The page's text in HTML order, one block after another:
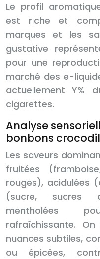
Le profil
est riche et
marques et les
gustative
pour une
marché des e-
actuellement Y%
cigarettes.
Analyse
bonbons
Les saveurs
fruitées
rouges), acidulées
(sucre, sucres
mentholées
rafraîchissante.
nuances subtiles,
ou épicées,